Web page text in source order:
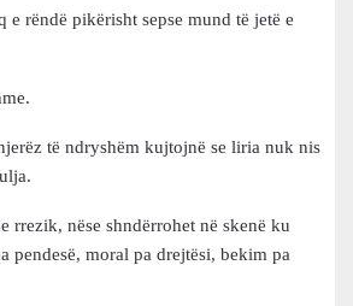
e rëndë pikërisht sepse mund të jetë e
të ndryshëm kujtojnë se liria nuk nis
rrezik, nëse shndërrohet në skenë ku
pendesë, moral pa drejtësi, bekim pa